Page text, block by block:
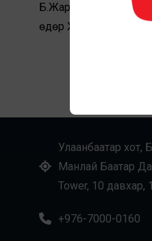
Б.Жаргалмаа нараас
өдөр Хэвлэл
ын гишүүдийн
оруулах тухай
танилцуулга, төслийг
Улаанбаатар хот,
Манлай Баатар
Tower, 10 давхар,
+976-7000-0160